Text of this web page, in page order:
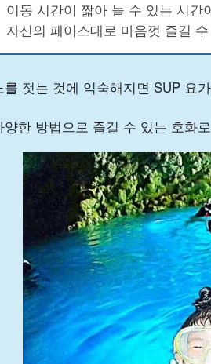
이동 시간이 짧아 놀 수 있는 시간
자신의 페이스대로 마음껏 즐길
를 젓는 것에 익숙해지면 SUP 요
양한 방법으로 즐길 수 있는 호화